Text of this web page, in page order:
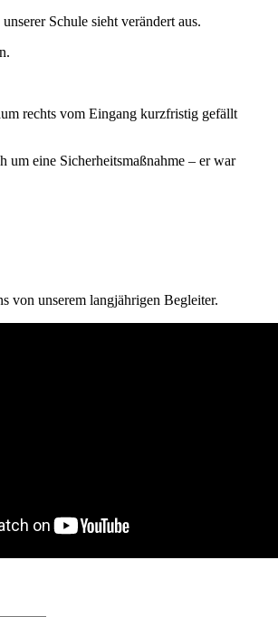
Schule sieht verändert aus.
rechts vom Eingang kurzfristig gefällt
um eine Sicherheitsmaßnahme – er war
von unserem langjährigen Begleiter.